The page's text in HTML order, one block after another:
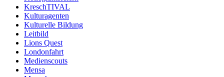
KreschTIVAL
Kulturagenten
Kulturelle Bildung
Leitbild
Lions Quest
Londonfahrt
Medienscouts
Mensa